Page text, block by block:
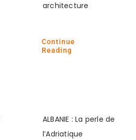
architecture
Continue
Reading
ALBANIE : La perle de
l’Adriatique